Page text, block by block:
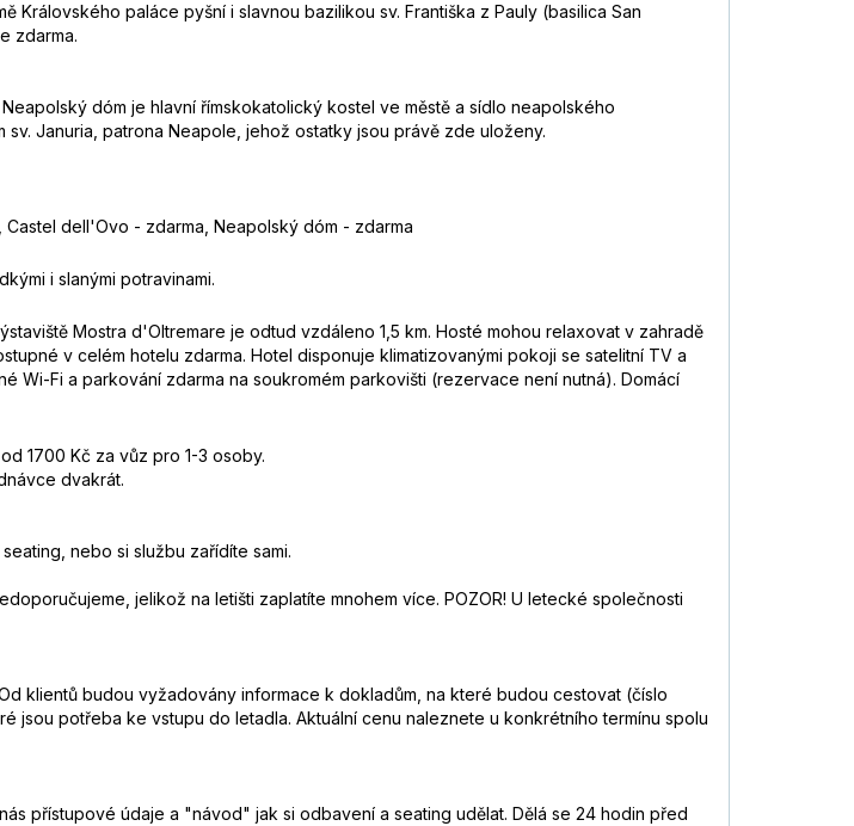
Královského paláce pyšní i slavnou bazilikou sv. Františka z Pauly (basilica San
zdarma.
dóm je hlavní římskokatolický kostel ve městě a sídlo neapolského
Januria, patrona Neapole, jehož ostatky jsou právě zde uloženy.
dell'Ovo - zdarma, Neapolský dóm - zdarma
i slanými potravinami.
Mostra d'Oltremare je odtud vzdáleno 1,5 km. Hosté mohou relaxovat v zahradě
v celém hotelu zdarma. Hotel disponuje klimatizovanými pokoji se satelitní TV a
Wi-Fi a parkování zdarma na soukromém parkovišti (rezervace není nutná). Domácí
1700 Kč za vůz pro 1-3 osoby.
dvakrát.
nebo si službu zařídíte sami.
jelikož na letišti zaplatíte mnohem více. POZOR! U letecké společnosti
klientů budou vyžadovány informace k dokladům, na které budou cestovat (číslo
jsou potřeba ke vstupu do letadla. Aktuální cenu naleznete u konkrétního termínu spolu
přístupové údaje a "návod" jak si odbavení a seating udělat. Dělá se 24 hodin před